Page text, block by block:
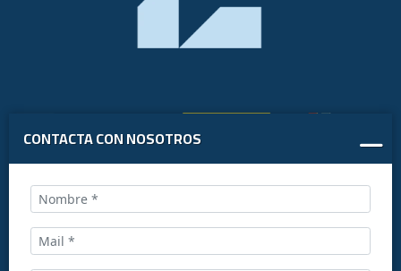
CONTACTA CON NOSOTROS
Llámanos al: